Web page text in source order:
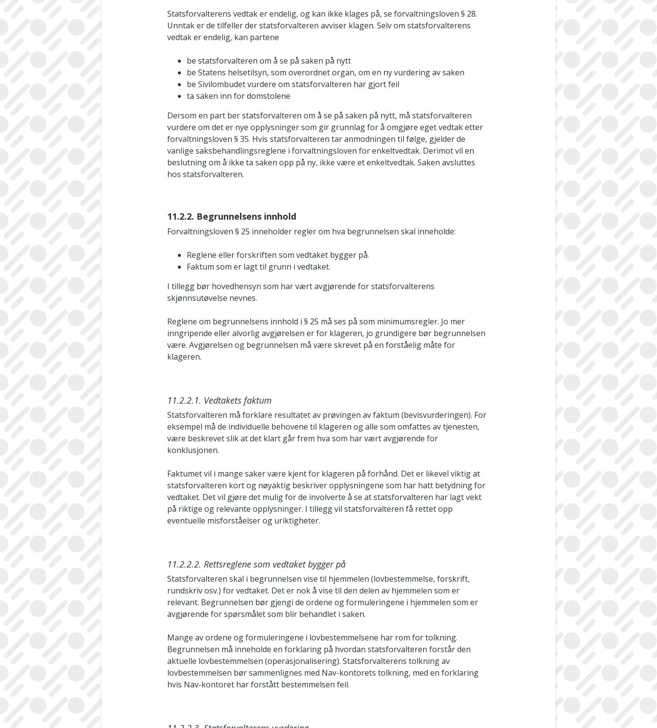
Statsforvalterens vedtak er endelig, og kan ikke klages på, se forvaltningsloven § 28.
Unntak er de tilfeller der statsforvalteren avviser klagen. Selv om statsforvalterens
vedtak er endelig, kan partene
be statsforvalteren om å se på saken på nytt
be Statens helsetilsyn, som overordnet organ, om en ny vurdering av saken
be Sivilombudet vurdere om statsforvalteren har gjort feil
ta saken inn for domstolene
Dersom en part ber statsforvalteren om å se på saken på nytt, må statsforvalteren
vurdere om det er nye opplysninger som gir grunnlag for å omgjøre eget vedtak etter
forvaltningsloven § 35. Hvis statsforvalteren tar anmodningen til følge, gjelder de
vanlige saksbehandlingsreglene i forvaltningsloven for enkeltvedtak. Derimot vil en
beslutning om å ikke ta saken opp på ny, ikke være et enkeltvedtak. Saken avsluttes
hos statsforvalteren.
11.2.2. Begrunnelsens innhold
Forvaltningsloven § 25 inneholder regler om hva begrunnelsen skal inneholde:
Reglene eller forskriften som vedtaket bygger på.
Faktum som er lagt til grunn i vedtaket.
I tillegg bør hovedhensyn som har vært avgjørende for statsforvalterens
skjønnsutøvelse nevnes.
Reglene om begrunnelsens innhold i § 25 må ses på som minimumsregler. Jo mer
inngripende eller alvorlig avgjørelsen er for klageren, jo grundigere bør begrunnelsen
være. Avgjørelsen og begrunnelsen må være skrevet på en forståelig måte for
klageren.
11.2.2.1. Vedtakets faktum
Statsforvalteren må forklare resultatet av prøvingen av faktum (bevisvurderingen). For
eksempel må de individuelle behovene til klageren og alle som omfattes av tjenesten,
være beskrevet slik at det klart går frem hva som har vært avgjørende for
konklusjonen.
Faktumet vil i mange saker være kjent for klageren på forhånd. Det er likevel viktig at
statsforvalteren kort og nøyaktig beskriver opplysningene som har hatt betydning for
vedtaket. Det vil gjøre det mulig for de involverte å se at statsforvalteren har lagt vekt
på riktige og relevante opplysninger. I tillegg vil statsforvalteren få rettet opp
eventuelle misforståelser og uriktigheter.
11.2.2.2. Rettsreglene som vedtaket bygger på
Statsforvalteren skal i begrunnelsen vise til hjemmelen (lovbestemmelse, forskrift,
rundskriv osv.) for vedtaket. Det er nok å vise til den delen av hjemmelen som er
relevant. Begrunnelsen bør gjengi de ordene og formuleringene i hjemmelen som er
avgjørende for spørsmålet som blir behandlet i saken.
Mange av ordene og formuleringene i lovbestemmelsene har rom for tolkning.
Begrunnelsen må inneholde en forklaring på hvordan statsforvalteren forstår den
aktuelle lovbestemmelsen (operasjonalisering). Statsforvalterens tolkning av
lovbestemmelsen bør sammenlignes med Nav­-kontorets tolkning, med en forklaring
hvis Nav-­kontoret har forstått bestemmelsen feil.